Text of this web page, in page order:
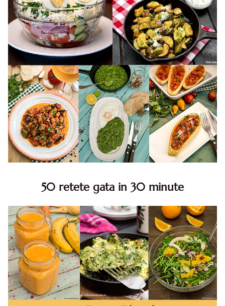
50 retete gata in 30 minute
minute. Retete rapide. Retete rapide de mancare. Idei
retete mancare rapid